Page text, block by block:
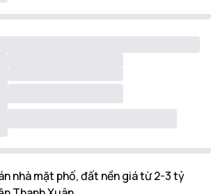
nhà mặt phố, đất nền giá từ 2-3 tỷ